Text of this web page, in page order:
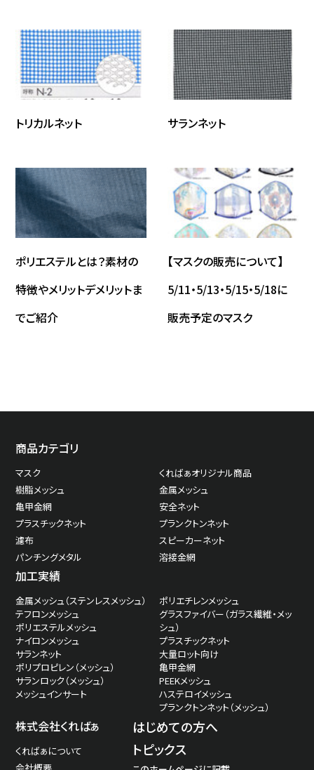
トリカルネット サランネット
ポリエステルとは？素材の
特徴やメリットデメリットま
でご紹介
【マスクの販売について】
5/11・5/13・5/15・5/18に
販売予定のマスク
商品カテゴリ
マスク
くればぁオリジナル商品
樹脂メッシュ
金属メッシュ
亀甲金網
安全ネット
プラスチックネット
プランクトンネット
濾布
スピーカーネット
パンチングメタル
溶接金網
加工実績
金属メッシュ（ステンレスメッシュ）
テフロンメッシュ
ポリエステルメッシュ
ナイロンメッシュ
サランネット
ポリプロピレン（メッシュ）
サランロック（メッシュ）
メッシュインサート
ポリエチレンメッシュ
グラスファイバー（ガラス繊維・メッ
シュ）
プラスチックネット
大量ロット向け
亀甲金網
PEEKメッシュ
ハステロイメッシュ
プランクトンネット（メッシュ）
株式会社くればぁ
くればぁについて
はじめての方へ
トピックス